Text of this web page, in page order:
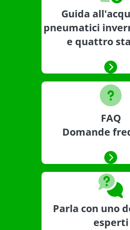
Guida
pneumatici
e quattro
FAQ
Domande
Parla con uno
esperti